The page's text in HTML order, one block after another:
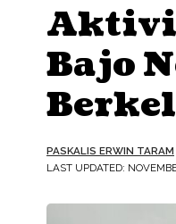
Bajo
LAST UPDATED:
PASKALIS ERWIN TARAM